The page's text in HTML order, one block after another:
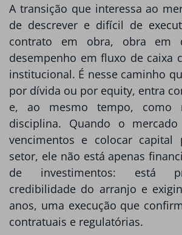
A transição que interessa ao
de descrever e difícil de
contrato em obra, obra em
desempenho em fluxo de caixa
institucional. É nesse caminho
por dívida ou por equity, entra
e, ao mesmo tempo, como
disciplina. Quando o
vencimentos e colocar capital
setor, ele não está apenas
de investimentos: está
credibilidade do arranjo e
anos, uma execução que
contratuais e regulatórias.